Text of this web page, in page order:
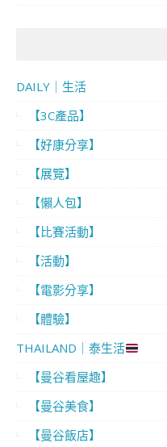
DAILY｜生活
【3C產品】
【好康分享】
【展覽】
【懶人包】
【比賽活動】
【活動】
【電影分享】
【體驗】
THAILAND｜泰生活
【曼谷看屋趣】
【曼谷美食】
【曼谷飯店】